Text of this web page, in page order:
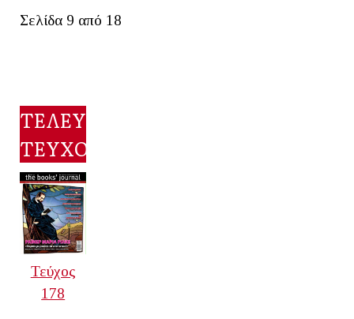
Σελίδα 9 από 18
ΤΕΛΕΥΤΑΙΟ
ΤΕΥΧΟΣ
Τεύχος
178